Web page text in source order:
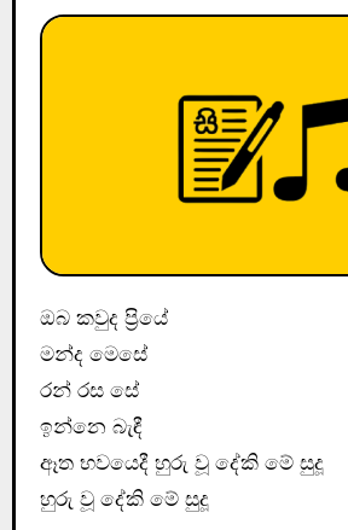
ඔබ කවුද ප්‍රියේ
මන්ද මෙසේ
රන් රස සේ
ඉන්නෙ බැඳී
ඈත භවයෙදී හුරු වූ දේකි මේ සුදූ
හුරු වූ දේකි මේ සුදූ